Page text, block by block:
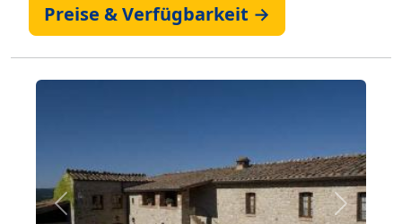
Preise & Verfügbarkeit →
Zurück Weiter